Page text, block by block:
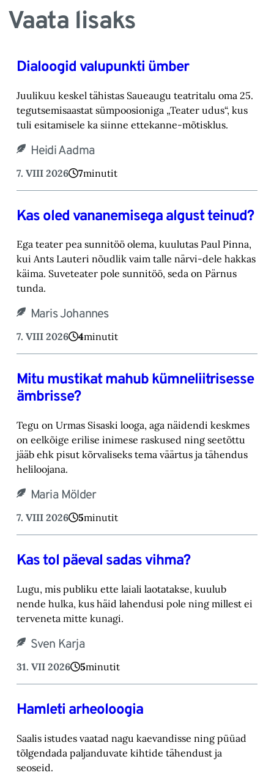
Vaata lisaks
Dialoogid valupunkti ümber
Juulikuu keskel tähistas Saueaugu teatritalu oma 25.
tegutsemisaastat sümpoosioniga „Teater ‎udus“, kus
tuli esitamisele ka siinne ettekanne-mõtisklus.‎
Heidi Aadma
7. VIII 2026 7minutit
Kas oled vananemisega algust teinud?
Ega teater pea sunnitöö olema, kuulutas Paul Pinna,
kui Ants Lauteri nõudlik vaim talle närvi-‎dele hakkas
käima. Suveteater pole sunnitöö, seda on Pärnus
tunda.‎
Maris Johannes
7. VIII 2026 4minutit
Mitu mustikat mahub kümneliitrisesse
ämbrisse?
Tegu on Urmas Sisaski looga, aga näidendi keskmes
on eelkõige erilise inimese raskused ning ‎seetõttu
jääb ehk pisut kõrvaliseks tema väärtus ja tähendus
heliloojana.‎
Maria Mölder
7. VIII 2026 5minutit
Kas tol päeval sadas vihma?
Lugu, mis publiku ette laiali laotatakse, kuulub
nende hulka, kus häid lahendusi pole ning millest ei
terveneta mitte kunagi.
Sven Karja
31. VII 2026 5minutit
Hamleti arheoloogia
Saalis istudes vaatad nagu kaevandisse ning püüad
tõlgendada paljanduvate kihtide tähendust ja
seoseid.